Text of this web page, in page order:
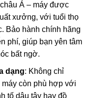
Á – máy được
xưởng, với tuổi thọ
Bảo hành chính hãng
phí, giúp bạn yên tâm
bất ngờ.
dạng: Không chỉ
máy còn phù hợp với
tố dâu tây hay đồ